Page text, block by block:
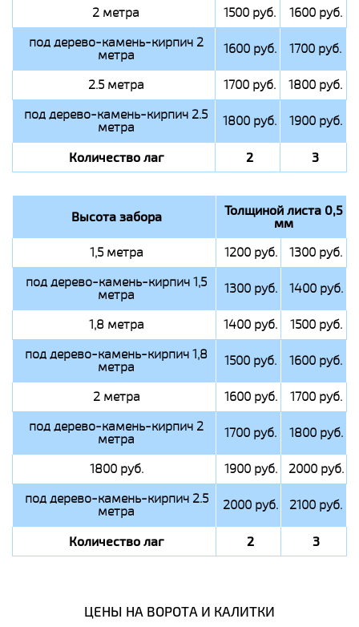
2 метра 1500 руб.
1600 руб.
под дерево-камень-кирпич 2
метра 1600 руб. 1700 руб.
2.5 метра 1700 руб.
1800 руб.
под дерево-камень-кирпич 2.5
метра 1800 руб. 1900 руб.
Количество лаг 2 3
Высота забора Толщиной листа 0,5
мм
1,5 метра 1200 руб.
1300 руб.
под дерево-камень-кирпич 1,5
метра 1300 руб. 1400 руб.
1,8 метра 1400 руб.
1500 руб.
под дерево-камень-кирпич 1,8
метра 1500 руб. 1600 руб.
2 метра 1600 руб.
1700 руб.
под дерево-камень-кирпич 2
метра 1700 руб. 1800 руб.
1800 руб. 1900 руб.
2000 руб.
под дерево-камень-кирпич 2.5
метра 2000 руб. 2100 руб.
Количество лаг 2 3
ЦЕНЫ НА ВОРОТА И КАЛИТКИ